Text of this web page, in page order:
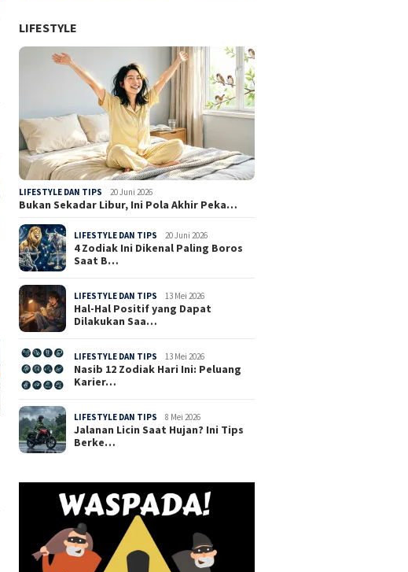
LIFESTYLE
LIFESTYLE DAN TIPS 20 Juni 2026
Bukan Sekadar Libur, Ini Pola Akhir Peka…
LIFESTYLE DAN TIPS 20 Juni 2026
4 Zodiak Ini Dikenal Paling Boros
Saat B…
LIFESTYLE DAN TIPS 13 Mei 2026
Hal-Hal Positif yang Dapat
Dilakukan Saa…
LIFESTYLE DAN TIPS 13 Mei 2026
Nasib 12 Zodiak Hari Ini: Peluang
Karier…
LIFESTYLE DAN TIPS 8 Mei 2026
Jalanan Licin Saat Hujan? Ini Tips
Berke…